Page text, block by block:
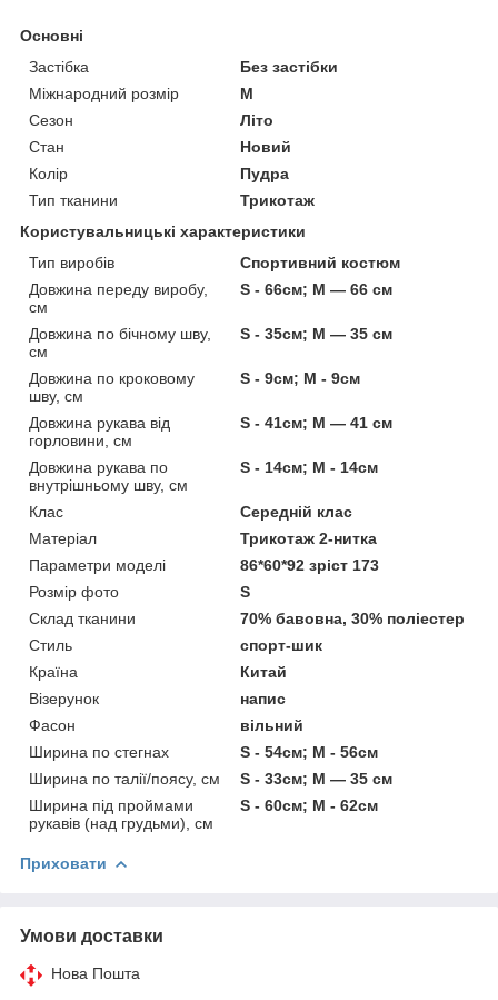
Основні
Застібка
Без застібки
Міжнародний розмір
M
Сезон
Літо
Стан
Новий
Колір
Пудра
Тип тканини
Трикотаж
Користувальницькі характеристики
Тип виробів
Спортивний костюм
Довжина переду виробу,
см
S - 66см; M — 66 см
Довжина по бічному шву,
см
S - 35см; M — 35 см
Довжина по кроковому
шву, см
S - 9см; M - 9см
Довжина рукава від
горловини, см
S - 41см; M — 41 см
Довжина рукава по
внутрішньому шву, см
S - 14см; M - 14см
Клас
Середній клас
Матеріал
Трикотаж 2-нитка
Параметри моделі
86*60*92 зріст 173
Розмір фото
S
Склад тканини
70% бавовна, 30% поліестер
Стиль
спорт-шик
Країна
Китай
Візерунок
напис
Фасон
вільний
Ширина по стегнах
S - 54см; M - 56см
Ширина по талії/поясу, см
S - 33см; M — 35 см
Ширина під проймами
рукавів (над грудьми), см
S - 60см; M - 62см
Приховати
Умови доставки
Нова Пошта